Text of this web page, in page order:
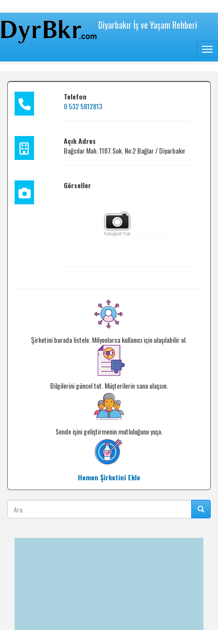
Diyarbakır İş ve Yaşam Rehberi
Telefon
0 532 5812813
Açık Adres
Bağcılar Mah. 1187.Sok. No:2 Bağlar / Diyarbakır
Görseller
Şirketini burada listele. Milyonlarca kullanıcı için ulaşılabilir ol.
Bilgilerini güncel tut. Müşterilerin sana ulaşsın.
Sende işini geliştirmenin mutluluğunu yaşa.
Hemen Şirketini Ekle
Ara Ara